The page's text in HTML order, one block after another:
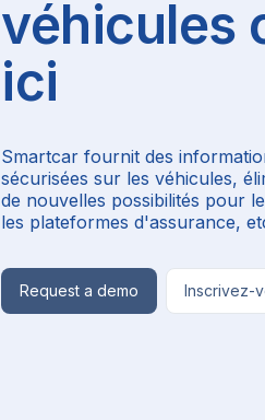
véhicules
ici
Smartcar fournit des
sécurisées sur les véhicules,
de nouvelles possibilités pour
les plateformes d'assurance,
Request a demo Inscrivez-